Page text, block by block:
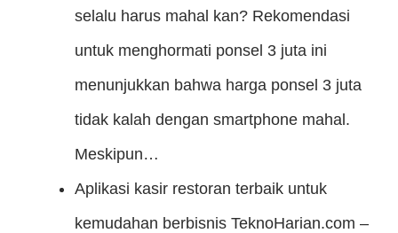
selalu harus mahal kan? Rekomendasi
untuk menghormati ponsel 3 juta ini
menunjukkan bahwa harga ponsel 3 juta
tidak kalah dengan smartphone mahal.
Meskipun…
Aplikasi kasir restoran terbaik untuk
kemudahan berbisnis TeknoHarian.com –